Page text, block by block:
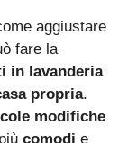
aggiustare
fare la
in lavanderia
propria.
modifiche
più comodi e